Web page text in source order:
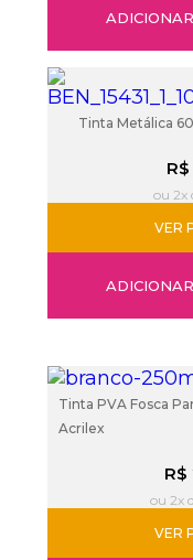
Tinta Metálica
ou 2x
VER
Tinta PVA Fosca
Acrilex
R$
ou 2x
VER